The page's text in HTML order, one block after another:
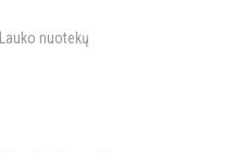
Lauko nuotekų